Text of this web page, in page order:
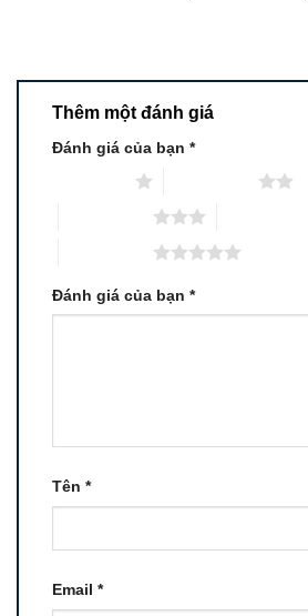
Thêm một đánh giá
Đánh giá của bạn *
Đánh giá của bạn *
Tên *
Email *